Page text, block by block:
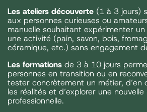
Les ateliers découverte (1 à 3 jours)
aux personnes curieuses ou
manuelle souhaitant expérimenter
une activité (pain, savon, bois,
céramique, etc.) sans engagement
Les formations de 3 à 10 jours
personnes en transition ou en
tester concrètement un métier, d’en
les réalités et d’explorer une nouvelle
professionnelle.